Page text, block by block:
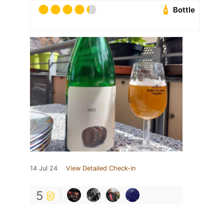
Bottle
14 Jul 24 View Detailed Check-in
5